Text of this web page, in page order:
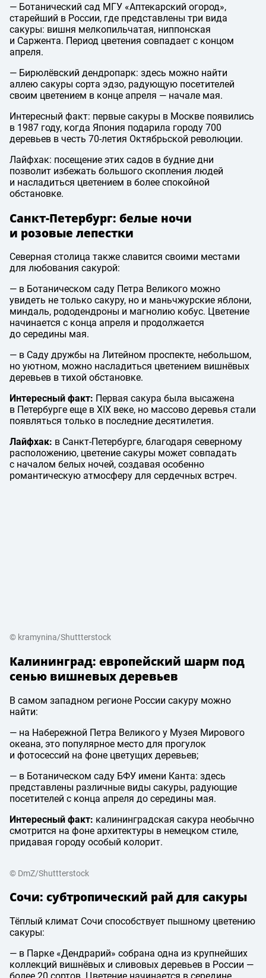
— Ботанический сад МГУ «Аптекарский огород»,
старейший в России, где представлены три вида
сакуры: вишня мелкопильчатая, ниппонская
и Саржента. Период цветения совпадает с концом
апреля.
— Бирюлёвский дендропарк: здесь можно найти
аллею сакуры сорта эдзо, радующую посетителей
своим цветением в конце апреля — начале мая.
Интересный факт: первые сакуры в Москве появились
в 1987 году, когда Япония подарила городу 700
деревьев в честь 70-летия Октябрьской революции.
Лайфхак: посещение этих садов в будние дни
позволит избежать большого скопления людей
и насладиться цветением в более спокойной
обстановке.
Санкт-Петербург: белые ночи
и розовые лепестки
Северная столица также славится своими местами
для любования сакурой:
— в Ботаническом саду Петра Великого можно
увидеть не только сакуру, но и маньчжурские яблони,
миндаль, рододендроны и магнолию кобус. Цветение
начинается с конца апреля и продолжается
до середины мая.
— в Саду дружбы на Литейном проспекте, небольшом,
но уютном, можно насладиться цветением вишнёвых
деревьев в тихой обстановке.
Интересный факт: Первая сакура была высажена
в Петербурге еще в XIX веке, но массово деревья стали
появляться только в последние десятилетия.
Лайфхак: в Санкт-Петербурге, благодаря северному
расположению, цветение сакуры может совпадать
с началом белых ночей, создавая особенно
романтическую атмосферу для сердечных встреч.
© kramynina/Shuttterstock
Калининград: европейский шарм под
сенью вишневых деревьев
В самом западном регионе России сакуру можно
найти:
— на Набережной Петра Великого у Музея Мирового
океана, это популярное место для прогулок
и фотосессий на фоне цветущих деревьев;
— в Ботаническом саду БФУ имени Канта: здесь
представлены различные виды сакуры, радующие
посетителей с конца апреля до середины мая.
Интересный факт: калининградская сакура необычно
смотрится на фоне архитектуры в немецком стиле,
придавая городу особый колорит.
© DmZ/Shuttterstock
Сочи: субтропический рай для сакуры
Тёплый климат Сочи способствует пышному цветению
сакуры:
— в Парке «Дендрарий» собрана одна из крупнейших
коллекций вишнёвых и сливовых деревьев в России —